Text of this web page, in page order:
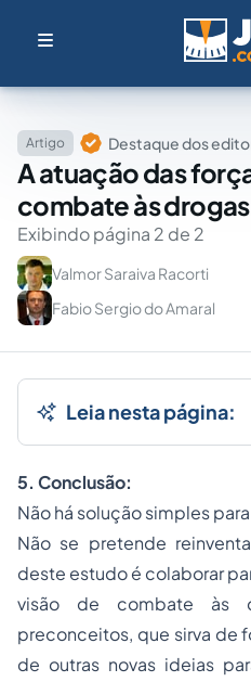
Artigo Destaque dos
A atuação das
combate às drogas
Exibindo página 2 de 2
Valmor Saraiva Racorti
Fabio Sergio do Amaral
Leia nesta página:
5. Conclusão:
Não há solução simples
Não se pretende
deste estudo é colaborar
visão de combate às
preconceitos, que sirva de
de outras novas ideias